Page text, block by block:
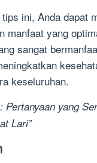
ini, Anda dapat
manfaat yang
sangat
keseluruhan.
Pertanyaan yang
Lari”